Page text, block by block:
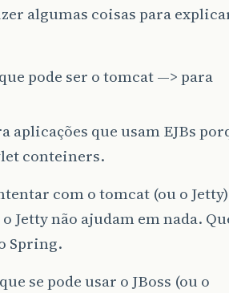
algumas coisas para
pode ser o tomcat —> para
aplicações que usam EJBs
conteiners.
com o tomcat (ou o
Jetty não ajudam em nada.
Spring.
se pode usar o JBoss (ou o